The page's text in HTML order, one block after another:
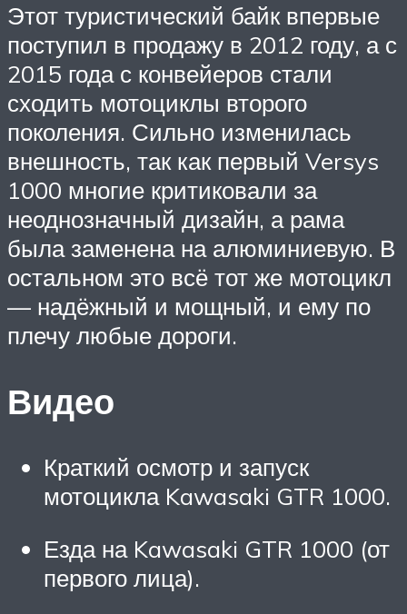
Этот туристический байк впервые
поступил в продажу в 2012 году, а с
2015 года с конвейеров стали
сходить мотоциклы второго
поколения. Сильно изменилась
внешность, так как первый Versys
1000 многие критиковали за
неоднозначный дизайн, а рама
была заменена на алюминиевую. В
остальном это всё тот же мотоцикл
— надёжный и мощный, и ему по
плечу любые дороги.
Видео
Краткий осмотр и запуск
мотоцикла Kawasaki GTR 1000.
Езда на Kawasaki GTR 1000 (от
первого лица).